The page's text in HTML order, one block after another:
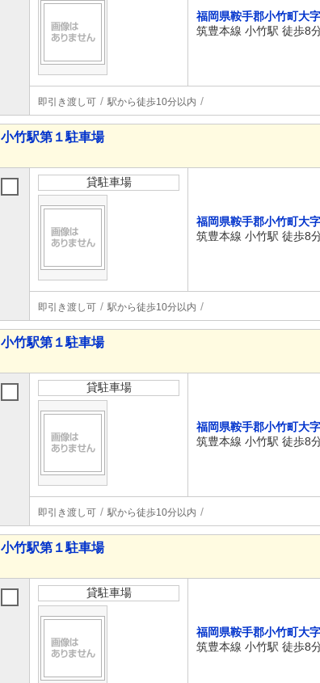
福岡県鞍手郡小竹町大
筑豊本線 小竹駅 徒歩8
即引き渡し可 駅から徒歩10分以内
小竹駅第１駐車場
貸駐車場
福岡県鞍手郡小竹町大
筑豊本線 小竹駅 徒歩8
即引き渡し可 駅から徒歩10分以内
小竹駅第１駐車場
貸駐車場
福岡県鞍手郡小竹町大
筑豊本線 小竹駅 徒歩8
即引き渡し可 駅から徒歩10分以内
小竹駅第１駐車場
貸駐車場
福岡県鞍手郡小竹町大
筑豊本線 小竹駅 徒歩8